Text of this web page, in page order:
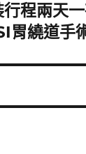
程兩天
胃繞道手